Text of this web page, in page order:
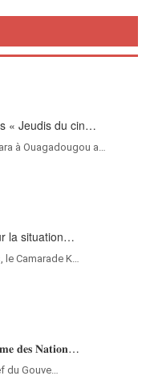
« Jeudis du cin…
à Ouagadougou a…
la situation…
Camarade K…
𝐝𝐞𝐬 𝐍𝐚𝐭𝐢𝐨𝐧…
du Gouve…